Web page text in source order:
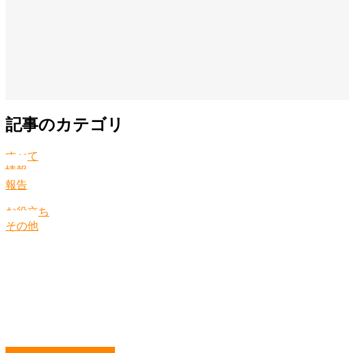
記事のカテゴリ
すべて
情報
報告
お役立ち
その他